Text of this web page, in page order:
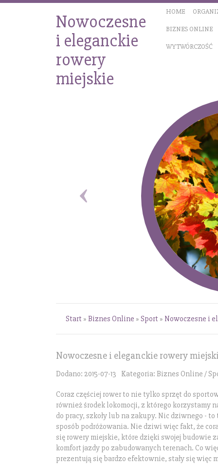
HOME
BIZNES ONLINE
WYTWÓRCZOŚĆ
Nowoczesne
i eleganckie
rowery
miejskie
Start » Biznes Online » Sport » Nowoczesne i
Nowoczesne i eleganckie rowery
Dodano: 2015-07-13 Kategoria: Biznes Online /
Coraz częściej rower to nie tylko sprzęt do
również środek lokomocji, z którego korzystamy
do pracy, szkoły lub na zakupy. Nic dziwnego -
sposób podróżowania. Nie dziwi więc fakt, że
się rowery miejskie, które dzięki swojej budowie
komfort jazdy po zabudowanych terenach. Co
prezentują się bardzo efektownie, stały się więc